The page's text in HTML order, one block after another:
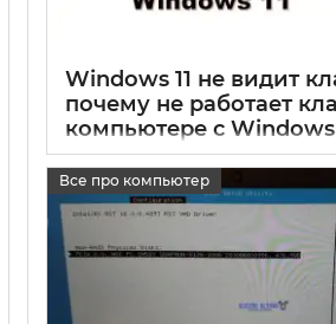
Windows 11 не видит
почему не работает
компьютере с Windows
17 05 2025 0
Все про компьютер